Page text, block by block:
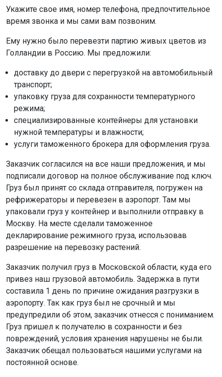
Укажите свое имя, номер телефона, предпочтительное
время звонка и мы сами вам позвоним.
Ему нужно было перевезти партию живых цветов из
Голландии в Россию. Мы предложили:
доставку до двери с перегрузкой на автомобильный
транспорт;
упаковку груза для сохранности температурного
режима;
специализированные контейнеры для установки
нужной температуры и влажности;
услуги таможенного брокера для оформления груза.
Заказчик согласился на все наши предложения, и мы
подписали договор на полное обслуживание под ключ.
Груз был принят со склада отправителя, погружен на
рефрижераторы и перевезен в аэропорт. Там мы
упаковали груз у контейнер и выполнили отправку в
Москву. На месте сделали таможенное
декларирование режимного груза, использовав
разрешение на перевозку растений.
Заказчик получил груз в Московской области, куда его
привез наш грузовой автомобиль. Задержка в пути
составила 1 день по причине ожидания разгрузки в
аэропорту. Так как груз был не срочный и мы
предупредили об этом, заказчик отнесся с пониманием.
Груз пришел к получателю в сохранности и без
повреждений, условия хранения нарушены не были.
Заказчик обещал пользоваться нашими услугами на
постоянной основе.